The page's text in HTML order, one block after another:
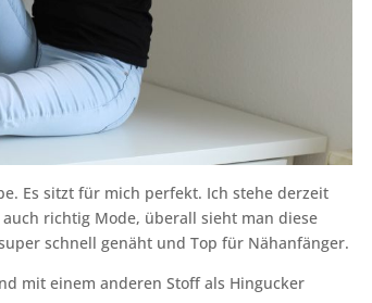
Es sitzt für mich perfekt. Ich stehe derzeit
richtig Mode, überall sieht man diese
schnell genäht und Top für Nähanfänger.
mit einem anderen Stoff als Hingucker